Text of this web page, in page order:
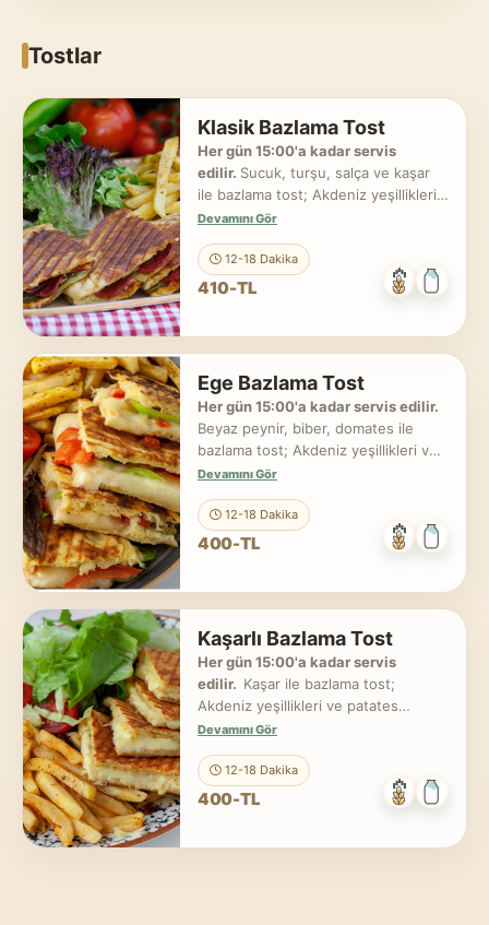
Tostlar
Klasik Bazlama Tost
Her gün 15:00'a kadar servis
edilir. Sucuk, turşu, salça ve kaşar
ile bazlama tost; Akdeniz yeşillikleri
ve patates kızartması ile servis edilir.
Devamını Gör
12-18 Dakika
410-TL
Ege Bazlama Tost
Her gün 15:00'a kadar servis edilir.
Beyaz peynir, biber, domates ile
bazlama tost; Akdeniz yeşillikleri ve
patates kızartması ile servis edilir.
Devamını Gör
12-18 Dakika
400-TL
Kaşarlı Bazlama Tost
Her gün 15:00'a kadar servis
edilir. Kaşar ile bazlama tost;
Akdeniz yeşillikleri ve patates
kızartması ile servis edilir.
Devamını Gör
12-18 Dakika
400-TL